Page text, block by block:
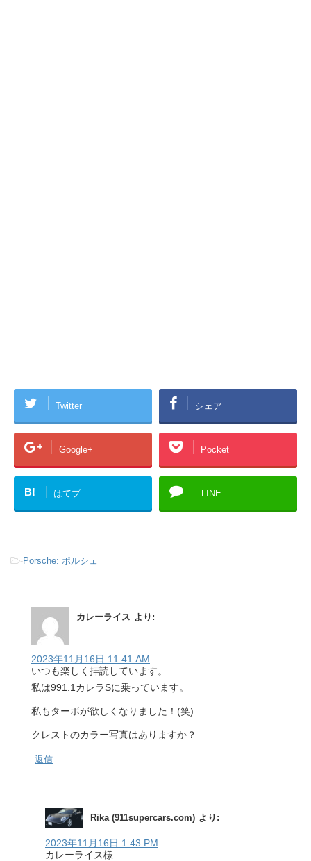
Twitter シェア
Google+ Pocket
B! はてブ LINE
-Porsche: ポルシェ
カレーライス より:
2023年11月16日 11:41 AM
いつも楽しく拝読しています。
私は991.1カレラSに乗っています。
私もターボが欲しくなりました！(笑)
クレストのカラー写真はありますか？
返信
Rika (911supercars.com) より:
2023年11月16日 1:43 PM
カレーライス様